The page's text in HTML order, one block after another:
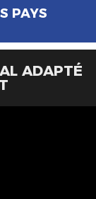
PAYS
ADAPTÉ